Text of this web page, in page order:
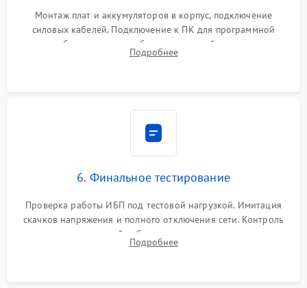
Монтаж плат и аккумуляторов в корпус, подключение
силовых кабелей. Подключение к ПК для программной
калибровки констант батареи, настройки порогов
срабатывания AVR и сброса счетчиков старения АКБ.
Подробнее
6. Финальное тестирование
Проверка работы ИБП под тестовой нагрузкой. Имитация
скачков напряжения и полного отключения сети. Контроль
времени автономной работы, температурного режима и
корректности формы выходного сигнала.
Подробнее